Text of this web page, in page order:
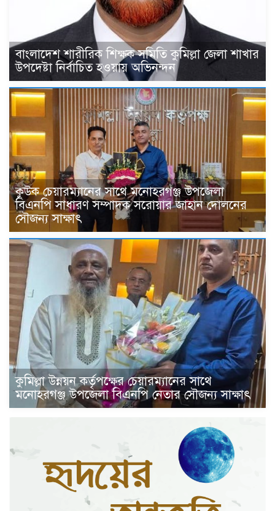
বাংলাদেশ শারীরিক শিক্ষক সমিতি কুমিল্লা জেলা শাখার
উপদেষ্টা নির্বাচিত হওয়ায় অভিনন্দন
কুউক চেয়ারম্যানের সাথে মনোহরগঞ্জ উপজেলা
বিএনপি সাধারণ সম্পাদক সরোয়ার জাহান দোলনের
সৌজন্য সাক্ষাৎ
কুমিল্লা উন্নয়ন কর্তৃপক্ষের চেয়ারম্যানের সাথে
মনোহরগঞ্জ উপজেলা বিএনপি নেতার সৌজন্য সাক্ষাৎ